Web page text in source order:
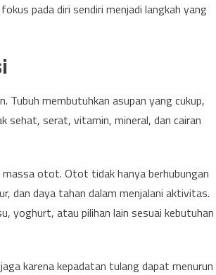
pada diri sendiri menjadi langkah yang
Tubuh membutuhkan asupan yang cukup,
sehat, serat, vitamin, mineral, dan cairan
otot. Otot tidak hanya berhubungan
dan daya tahan dalam menjalani aktivitas.
yoghurt, atau pilihan lain sesuai kebutuhan
karena kepadatan tulang dapat menurun